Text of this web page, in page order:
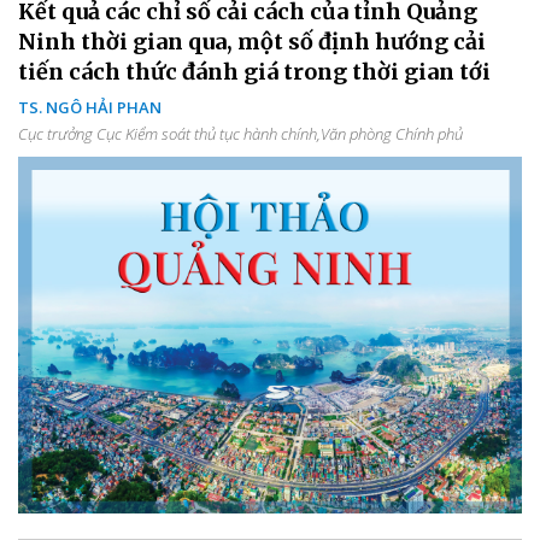
Kết quả các chỉ số cải cách của tỉnh Quảng
Ninh thời gian qua, một số định hướng cải
tiến cách thức đánh giá trong thời gian tới
TS. NGÔ HẢI PHAN
Cục trưởng Cục Kiểm soát thủ tục hành chính,Văn phòng Chính phủ